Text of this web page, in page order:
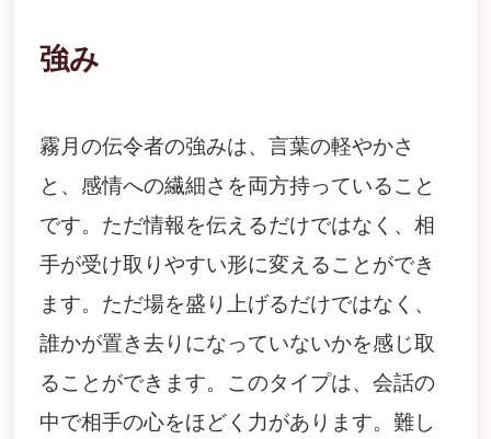
強み
霧月の伝令者の強みは、言葉の軽やかさ
と、感情への繊細さを両方持っていること
です。ただ情報を伝えるだけではなく、相
手が受け取りやすい形に変えることができ
ます。ただ場を盛り上げるだけではなく、
誰かが置き去りになっていないかを感じ取
ることができます。このタイプは、会話の
中で相手の心をほどく力があります。難し